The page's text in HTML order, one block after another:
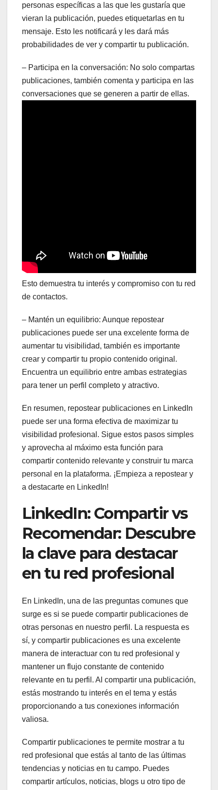
personas específicas a las que les gustaría que
vieran la publicación, puedes etiquetarlas en tu
mensaje. Esto les notificará y les dará más
probabilidades de ver y compartir tu publicación.
– Participa en la conversación: No solo compartas
publicaciones, también comenta y participa en las
conversaciones que se generen a partir de ellas.
Esto demuestra tu interés y compromiso con tu red
de contactos.
– Mantén un equilibrio: Aunque repostear
publicaciones puede ser una excelente forma de
aumentar tu visibilidad, también es importante
crear y compartir tu propio contenido original.
Encuentra un equilibrio entre ambas estrategias
para tener un perfil completo y atractivo.
En resumen, repostear publicaciones en LinkedIn
puede ser una forma efectiva de maximizar tu
visibilidad profesional. Sigue estos pasos simples
y aprovecha al máximo esta función para
compartir contenido relevante y construir tu marca
personal en la plataforma. ¡Empieza a repostear y
a destacarte en LinkedIn!
LinkedIn: Compartir vs
Recomendar: Descubre
la clave para destacar
en tu red profesional
En LinkedIn, una de las preguntas comunes que
surge es si se puede compartir publicaciones de
otras personas en nuestro perfil. La respuesta es
sí, y compartir publicaciones es una excelente
manera de interactuar con tu red profesional y
mantener un flujo constante de contenido
relevante en tu perfil. Al compartir una publicación,
estás mostrando tu interés en el tema y estás
proporcionando a tus conexiones información
valiosa.
Compartir publicaciones te permite mostrar a tu
red profesional que estás al tanto de las últimas
tendencias y noticias en tu campo. Puedes
compartir artículos, noticias, blogs u otro tipo de